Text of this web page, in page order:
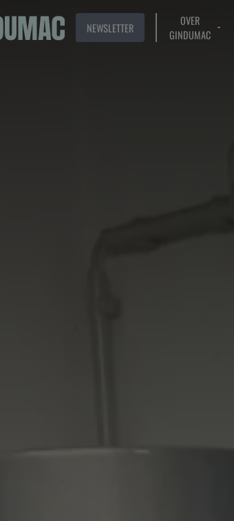
NEWSLETTER
OVER
GINDUMAC